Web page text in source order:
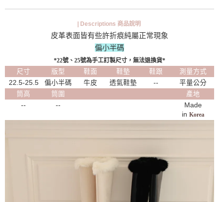
| Descriptions 商品說明
皮革表面皆有些許折痕純屬正常現象
偏小半碼
*22號、25號為手工訂製尺寸，無法退換貨*
尺寸 版型 鞋面 鞋墊 鞋跟
測量方式
22.5-25.5
偏小半碼 牛皮 透氣鞋墊 --
平量公分
筒高
筒圍
產地
--
--
Made
in Korea